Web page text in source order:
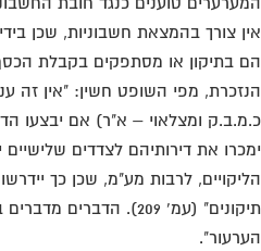
צורך בהמצאת חשבוניות, שכן
בתיקון או מסתפקים בקבלת
מפי השופט חשין: "אין זה
ומצלאוי – א"ר) אם יבצעו
את דירותיהם לצדדים שלישיים
לרבות מע"מ, שכן כך
תיקונים" (עמ' 209). הדברים